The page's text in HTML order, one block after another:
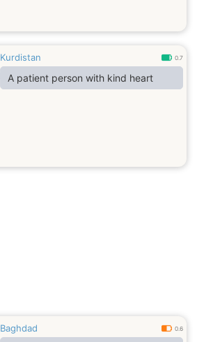
Kurdistan 0.7
A patient person with kind heart
Baghdad 0.6